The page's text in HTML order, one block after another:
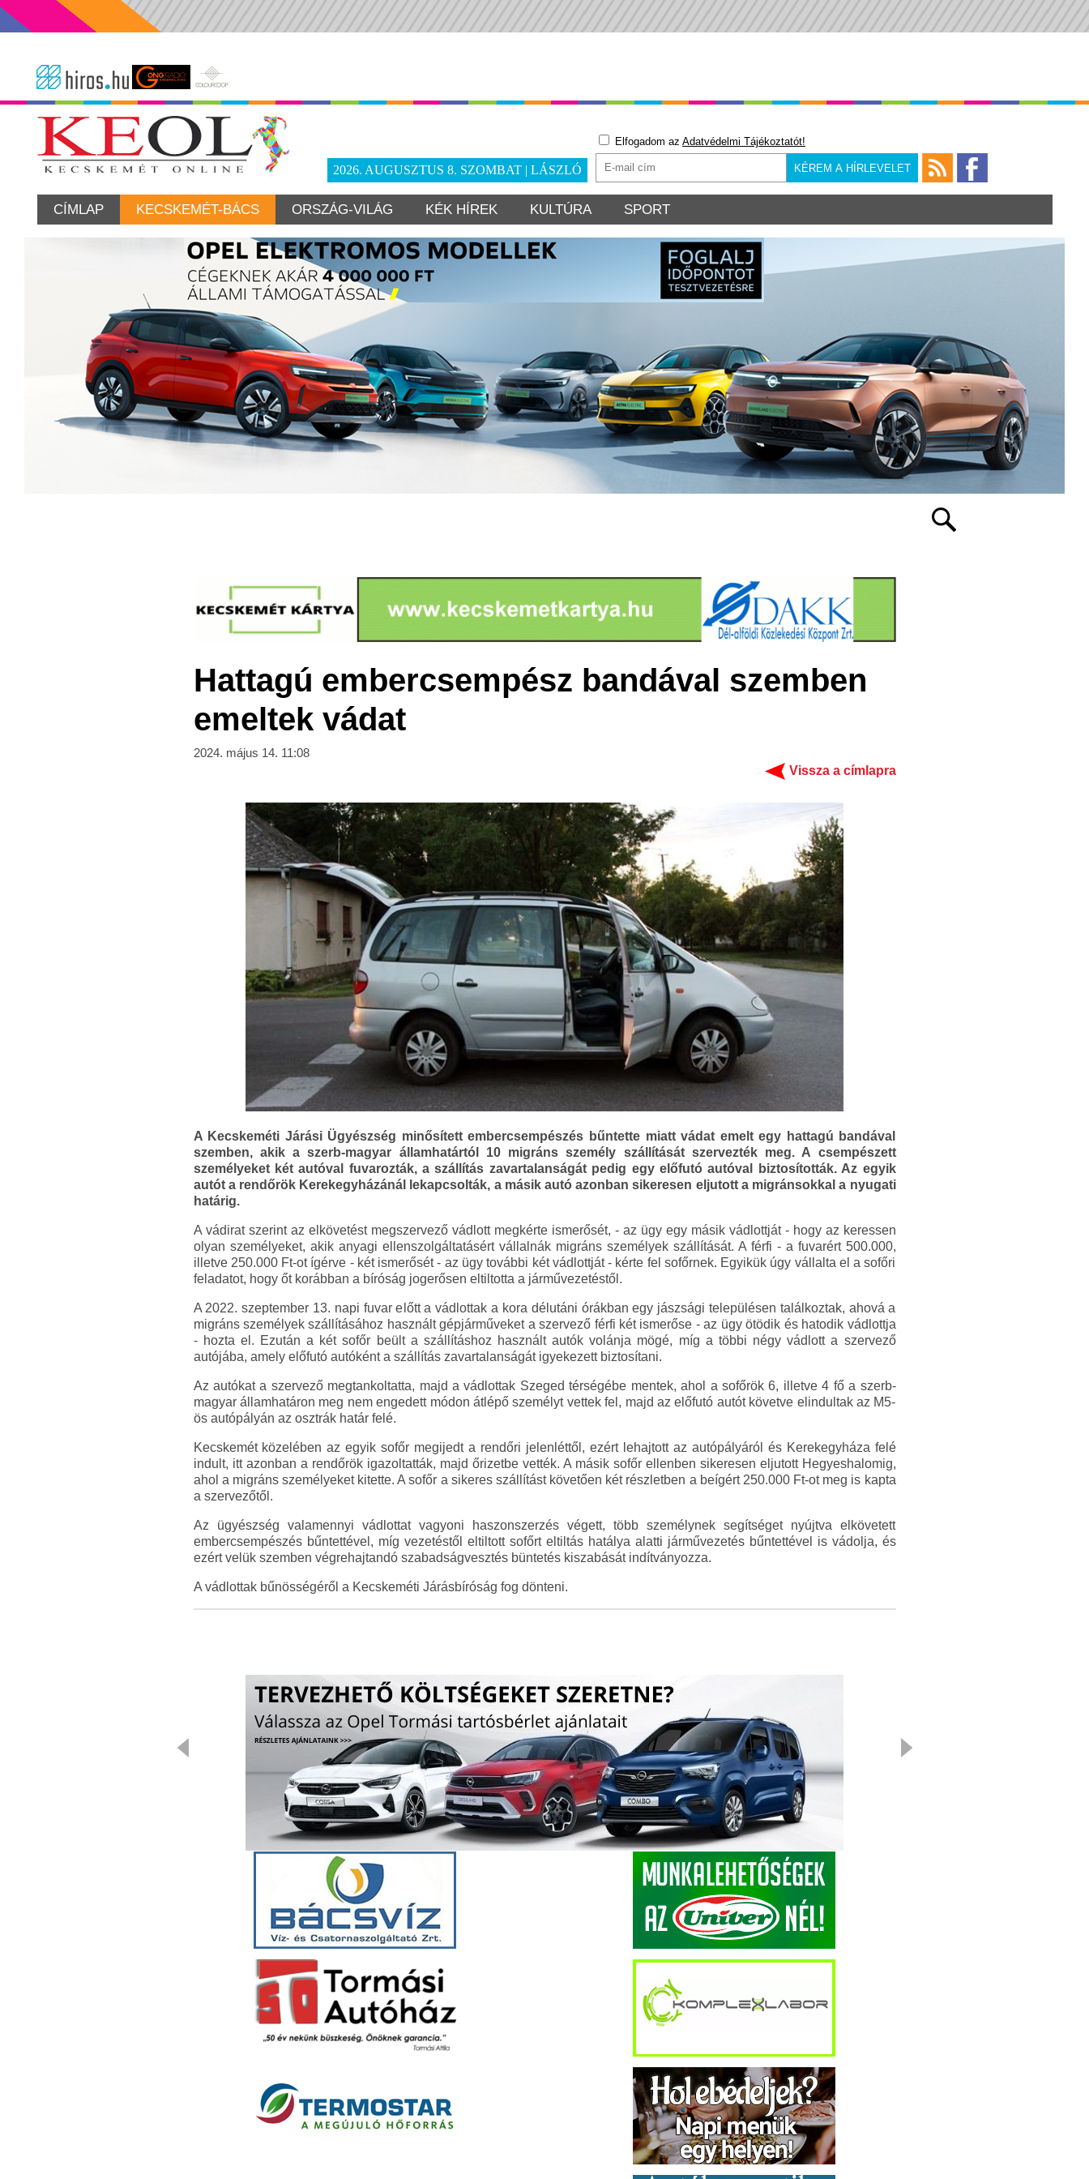
2026. AUGUSZTUS 8. SZOMBAT | LÁSZLÓ
Elfogadom az Adatvédelmi Tájékoztatót!
CÍMLAP KECSKEMÉT-BÁCS ORSZÁG-VILÁG KÉK HÍREK KULTÚRA SPORT
Hattagú embercsempész bandával szemben
emeltek vádat
2024. május 14. 11:08
Vissza a címlapra
A Kecskeméti Járási Ügyészség minősített embercsempészés bűntette miatt vádat emelt egy hattagú bandával
szemben, akik a szerb-magyar államhatártól 10 migráns személy szállítását szervezték meg. A csempészett
személyeket két autóval fuvarozták, a szállítás zavartalanságát pedig egy előfutó autóval biztosították. Az egyik
autót a rendőrök Kerekegyházánál lekapcsolták, a másik autó azonban sikeresen eljutott a migránsokkal a nyugati
határig.
A vádirat szerint az elkövetést megszervező vádlott megkérte ismerősét, - az ügy egy másik vádlottját - hogy az keressen
olyan személyeket, akik anyagi ellenszolgáltatásért vállalnák migráns személyek szállítását. A férfi - a fuvarért 500.000,
illetve 250.000 Ft-ot ígérve - két ismerősét - az ügy további két vádlottját - kérte fel sofőrnek. Egyikük úgy vállalta el a sofőri
feladatot, hogy őt korábban a bíróság jogerősen eltiltotta a járművezetéstől.
A 2022. szeptember 13. napi fuvar előtt a vádlottak a kora délutáni órákban egy jászsági településen találkoztak, ahová a
migráns személyek szállításához használt gépjárműveket a szervező férfi két ismerőse - az ügy ötödik és hatodik vádlottja
- hozta el. Ezután a két sofőr beült a szállításhoz használt autók volánja mögé, míg a többi négy vádlott a szervező
autójába, amely előfutó autóként a szállítás zavartalanságát igyekezett biztosítani.
Az autókat a szervező megtankoltatta, majd a vádlottak Szeged térségébe mentek, ahol a sofőrök 6, illetve 4 fő a szerb-
magyar államhatáron meg nem engedett módon átlépő személyt vettek fel, majd az előfutó autót követve elindultak az M5-
ös autópályán az osztrák határ felé.
Kecskemét közelében az egyik sofőr megijedt a rendőri jelenléttől, ezért lehajtott az autópályáról és Kerekegyháza felé
indult, itt azonban a rendőrök igazoltatták, majd őrizetbe vették. A másik sofőr ellenben sikeresen eljutott Hegyeshalomig,
ahol a migráns személyeket kitette. A sofőr a sikeres szállítást követően két részletben a beígért 250.000 Ft-ot meg is kapta
a szervezőtől.
Az ügyészség valamennyi vádlottat vagyoni haszonszerzés végett, több személynek segítséget nyújtva elkövetett
embercsempészés bűntettével, míg vezetéstől eltiltott sofőrt eltiltás hatálya alatti járművezetés bűntettével is vádolja, és
ezért velük szemben végrehajtandó szabadságvesztés büntetés kiszabását indítványozza.
A vádlottak bűnösségéről a Kecskeméti Járásbíróság fog dönteni.